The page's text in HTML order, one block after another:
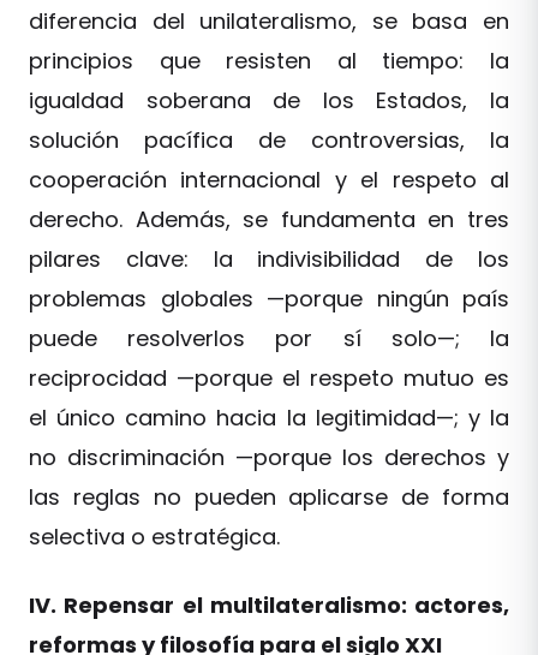
diferencia del unilateralismo, se basa en
principios que resisten al tiempo: la
igualdad soberana de los Estados, la
solución pacífica de controversias, la
cooperación internacional y el respeto al
derecho. Además, se fundamenta en tres
pilares clave: la indivisibilidad de los
problemas globales —porque ningún país
puede resolverlos por sí solo—; la
reciprocidad —porque el respeto mutuo es
el único camino hacia la legitimidad—; y la
no discriminación —porque los derechos y
las reglas no pueden aplicarse de forma
selectiva o estratégica.
IV. Repensar el multilateralismo: actores,
reformas y filosofía para el siglo XXI